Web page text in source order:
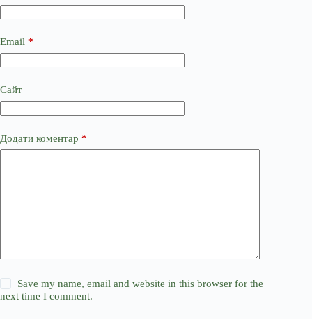
Email *
Сайт
Додати коментар *
Save my name, email and website in this browser for the
next time I comment.